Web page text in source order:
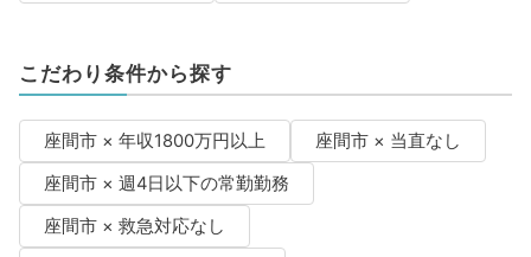
こだわり条件から探す
座間市 × 年収1800万円以上
座間市 × 当直なし
座間市 × 週4日以下の常勤勤務
座間市 × 救急対応なし